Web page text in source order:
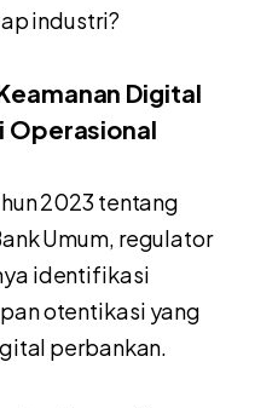
industri?
Digital
Operasional
2023 tentang
Umum, regulator
identifikasi
otentikasi yang
perbankan.